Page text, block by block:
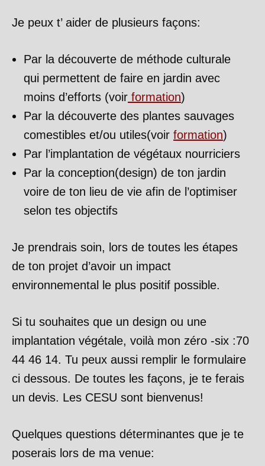
Je peux t’ aider de plusieurs façons:
Par la découverte de méthode culturale
qui permettent de faire en jardin avec
moins d’efforts (voir formation)
Par la découverte des plantes sauvages
comestibles et/ou utiles(voir formation)
Par l’implantation de végétaux nourriciers
Par la conception(design) de ton jardin
voire de ton lieu de vie afin de l’optimiser
selon tes objectifs
Je prendrais soin, lors de toutes les étapes
de ton projet d’avoir un impact
environnemental le plus positif possible.
Si tu souhaites que un design ou une
implantation végétale, voilà mon zéro -six :70
44 46 14. Tu peux aussi remplir le formulaire
ci dessous. De toutes les façons, je te ferais
un devis. Les CESU sont bienvenus!
Quelques questions déterminantes que je te
poserais lors de ma venue: